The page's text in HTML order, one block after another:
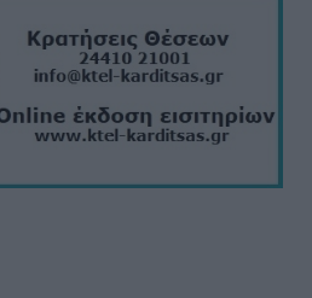
Επικοινωνία με το
KarditsaLive.Net